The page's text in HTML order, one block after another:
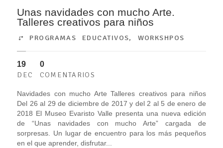
Unas navidades con mucho Arte.
Talleres creativos para niños
PROGRAMAS EDUCATIVOS, WORKSHPOS
19
DEC
0
COMENTARIOS
Navidades con mucho Arte Talleres creativos para niños
Del 26 al 29 de diciembre de 2017 y del 2 al 5 de enero de
2018 El Museo Evaristo Valle presenta una nueva edición
de “Unas navidades con mucho Arte” cargada de
sorpresas. Un lugar de encuentro para los más pequeños
en el que aprender, disfrutar...